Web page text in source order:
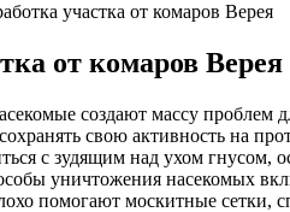
участка от комаров Верея
от комаров Верея
создают массу проблем
свою активность на
с зудящим над ухом
уничтожения насекомых
помогают москитные сетки,